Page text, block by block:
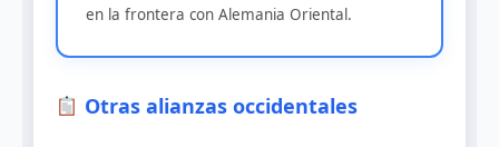
en la frontera con Alemania Oriental.
Otras alianzas occidentales